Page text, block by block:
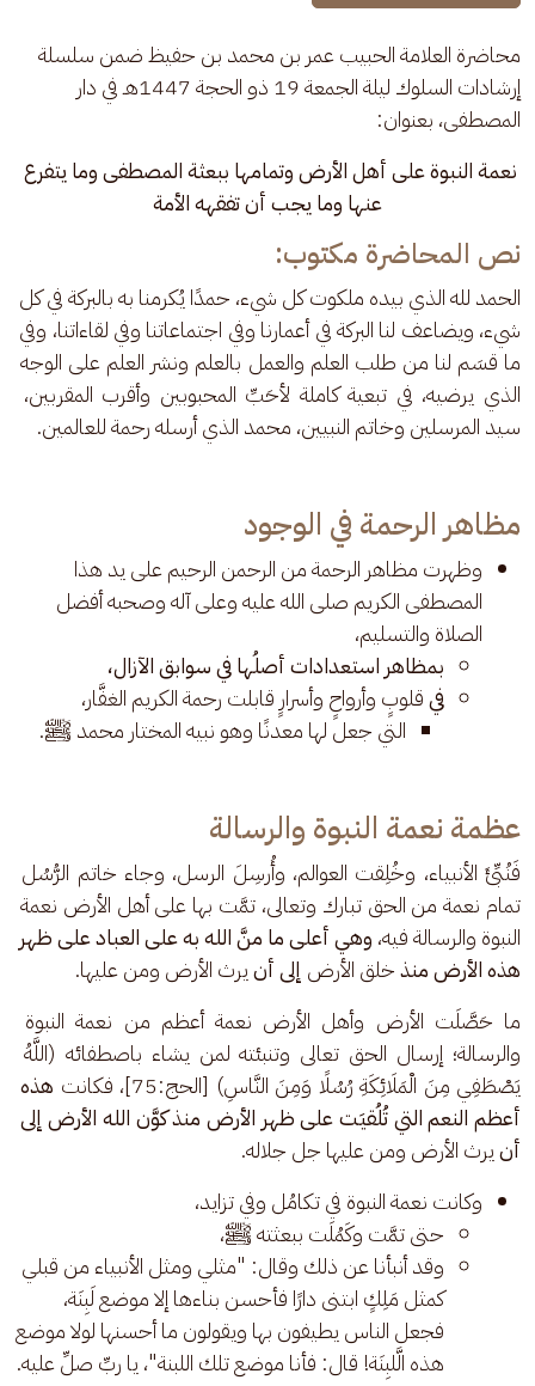
محاضرة العلامة الحبيب عمر بن محمد بن حفيظ ضمن سلسلة
إرشادات السلوك ليلة الجمعة 19 ذو الحجة 1447هـ في دار
المصطفى، بعنوان:
نعمة النبوة على أهل الأرض وتمامها ببعثة المصطفى وما يتفرع
عنها وما يجب أن تفقهه الأمة
نص المحاضرة مكتوب:
الحمد لله الذي بيده ملكوت كل شيء، حمدًا يُكرمنا به بالبركة في كل
شيء، ويضاعف لنا البركة في أعمارنا وفي اجتماعاتنا وفي لقاءاتنا، وفي
ما قسَم لنا من طلب العلم والعمل بالعلم ونشر العلم على الوجه
الذي يرضيه، في تبعية كاملة لأحَبِّ المحبوبين وأقرب المقربين،
سيد المرسلين وخاتم النبيين، محمد الذي أرسله رحمة للعالمين.
مظاهر الرحمة في الوجود
وظهرت مظاهر الرحمة من الرحمن الرحيم على يد هذا
المصطفى الكريم صلى الله عليه وعلى آله وصحبه أفضل
الصلاة والتسليم،
بمظاهر استعدادات أصلُها في سوابق الآزال،
فيقلوبٍ وأرواحٍ وأسرارٍ قابلت رحمة الكريم الغفَّار،
التي جعل لها معدنًا وهو نبيه المختار محمد ﷺ.
عظمة نعمة النبوة والرسالة
فَنُبِّئَ الأنبياء، وخُلِقت العوالم، وأُرسِلَ الرسل، وجاء خاتم الرُّسُل
تمام نعمة من الحق تبارك وتعالى، تمَّت بها على أهل الأرض نعمة
النبوة والرسالة فيه، وهي أعلى ما منَّ الله به على العباد على ظهر
هذه الأرض منذ خلق الأرض إلى أن يرث الأرض ومن عليها.
ما حَصَّلَت الأرض وأهل الأرض نعمة أعظم من نعمة النبوة
والرسالة؛ إرسال الحق تعالى وتنبئته لمن يشاء باصطفائه (اللَّهُ
يَصْطَفِي مِنَ الْمَلَائِكَةِ رُسُلًا وَمِنَ النَّاسِ) [الحج:75]، فكانت
هذه
أعظم النعم التي تُلُقيَت على ظهر الأرض منذ كوَّن الله الأرض إلى
أن يرث الأرض ومن عليها جل جلاله.
وكانت نعمة النبوة في تكامُل وفي تزايد،
حتى تمَّت وكَمُلَت ببعثته ﷺ،
وقد أنبأنا عن ذلك وقال: "مثلي ومثل الأنبياء من قبلي
كمثل مَلِكٍ ابتنى دارًا فأحسن بناءها إلا موضع لَبِنَة،
فجعل الناس يطيفون بها ويقولون ما أحسنها لولا موضع
هذه الَّلبِنَة! قال: فأنا موضع تلك اللبنة"، يا ربِّ صلِّ عليه.